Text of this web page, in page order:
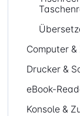
Computer
Drucker &
eBook-
Konsole &